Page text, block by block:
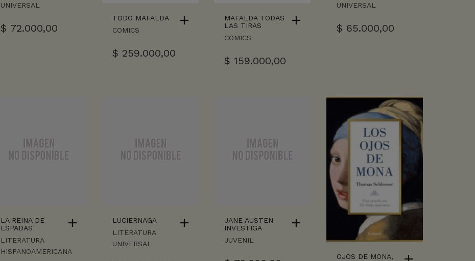
UNIVERSAL
$ 72.000,00
TODO MAFALDA
COMICS
$ 259.000,00
MAFALDA TODAS
LAS TIRAS
COMICS
$ 159.000,00
UNIVERSAL
$ 65.000,00
LA REINA DE
ESPADAS
LITERATURA
HISPANOAMERICANA
LUCIERNAGA
LITERATURA
UNIVERSAL
JANE AUSTEN
INVESTIGA
JUVENIL
OJOS DE MONA,